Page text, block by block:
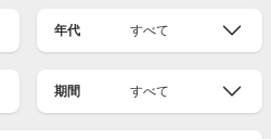
年代 すべて
期間 すべて